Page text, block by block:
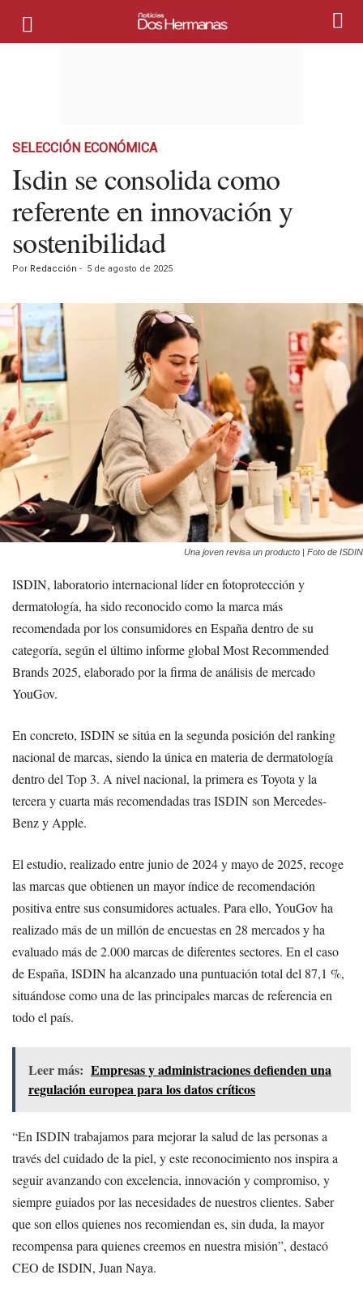
SELECCIÓN ECONÓMICA
Isdin se consolida como
referente en innovación y
sostenibilidad
Por Redacción - 5 de agosto de 2025
Una joven revisa un producto | Foto de ISDIN
ISDIN, laboratorio internacional líder en fotoprotección y
dermatología, ha sido reconocido como la marca más
recomendada por los consumidores en España dentro de su
categoría, según el último informe global Most Recommended
Brands 2025, elaborado por la firma de análisis de mercado
YouGov.
En concreto, ISDIN se sitúa en la segunda posición del ranking
nacional de marcas, siendo la única en materia de dermatología
dentro del Top 3. A nivel nacional, la primera es Toyota y la
tercera y cuarta más recomendadas tras ISDIN son Mercedes-
Benz y Apple.
El estudio, realizado entre junio de 2024 y mayo de 2025, recoge
las marcas que obtienen un mayor índice de recomendación
positiva entre sus consumidores actuales. Para ello, YouGov ha
realizado más de un millón de encuestas en 28 mercados y ha
evaluado más de 2.000 marcas de diferentes sectores. En el caso
de España, ISDIN ha alcanzado una puntuación total del 87,1 %,
situándose como una de las principales marcas de referencia en
todo el país.
Leer más: Empresas y administraciones defienden una
regulación europea para los datos críticos
“En ISDIN trabajamos para mejorar la salud de las personas a
través del cuidado de la piel, y este reconocimiento nos inspira a
seguir avanzando con excelencia, innovación y compromiso, y
siempre guiados por las necesidades de nuestros clientes. Saber
que son ellos quienes nos recomiendan es, sin duda, la mayor
recompensa para quienes creemos en nuestra misión”, destacó
CEO de ISDIN, Juan Naya.